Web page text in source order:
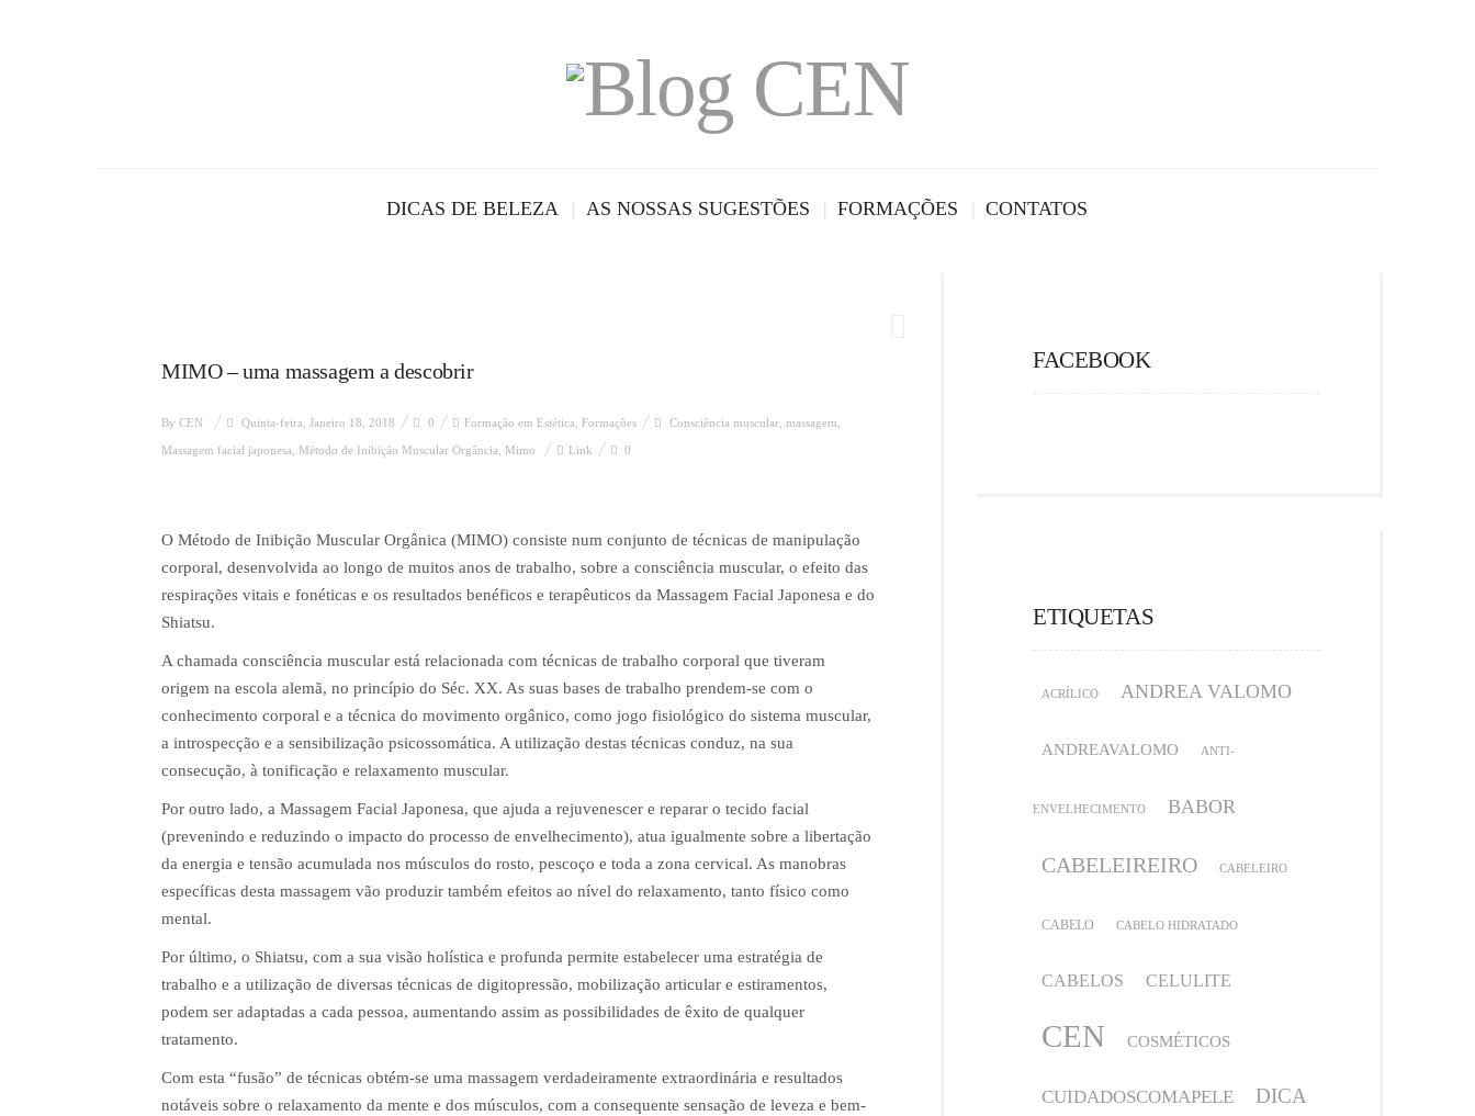
DICAS DE BELEZA AS NOSSAS SUGESTÕES FORMAÇÕES CONTATOS
MIMO – uma massagem a descobrir
By CEN Quinta-feira, Janeiro 18, 2018 0 Formação em Estética Formações Consciência muscular massagem
Massagem facial japonesa Método de Inibição Muscular Orgância Mimo Link 0
O Método de Inibição Muscular Orgânica (MIMO) consiste num conjunto de técnicas de manipulação
corporal, desenvolvida ao longo de muitos anos de trabalho, sobre a consciência muscular, o efeito das
respirações vitais e fonéticas e os resultados benéficos e terapêuticos da Massagem Facial Japonesa e do
Shiatsu.
A chamada consciência muscular está relacionada com técnicas de trabalho corporal que tiveram
origem na escola alemã, no princípio do Séc. XX. As suas bases de trabalho prendem-se com o
conhecimento corporal e a técnica do movimento orgânico, como jogo fisiológico do sistema muscular,
a introspecção e a sensibilização psicossomática. A utilização destas técnicas conduz, na sua
consecução, à tonificação e relaxamento muscular.
Por outro lado, a Massagem Facial Japonesa, que ajuda a rejuvenescer e reparar o tecido facial
(prevenindo e reduzindo o impacto do processo de envelhecimento), atua igualmente sobre a libertação
da energia e tensão acumulada nos músculos do rosto, pescoço e toda a zona cervical. As manobras
específicas desta massagem vão produzir também efeitos ao nível do relaxamento, tanto físico como
mental.
Por último, o Shiatsu, com a sua visão holística e profunda permite estabelecer uma estratégia de
trabalho e a utilização de diversas técnicas de digitopressão, mobilização articular e estiramentos,
podem ser adaptadas a cada pessoa, aumentando assim as possibilidades de êxito de qualquer
tratamento.
Com esta “fusão” de técnicas obtém-se uma massagem verdadeiramente extraordinária e resultados
notáveis sobre o relaxamento da mente e dos músculos, com a consequente sensação de leveza e bem-
FACEBOOK
ETIQUETAS
ACRÍLICO ANDREA VALOMO
ANDREAVALOMO ANTI-
ENVELHECIMENTO BABOR
CABELEIREIRO CABELEIRO
CABELO CABELO HIDRATADO
CABELOS CELULITE
CEN COSMÉTICOS
CUIDADOSCOMAPELE DICA